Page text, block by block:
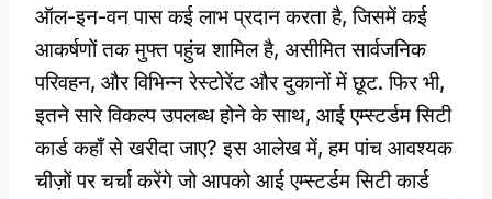
ऑल-इन-वन पास कई लाभ प्रदान करता है, जिसमें कई
आकर्षणों तक मुफ्त पहुंच शामिल है, असीमित सार्वजनिक
परिवहन, और विभिन्न रेस्टोरेंट और दुकानों में छूट. फिर भी,
इतने सारे विकल्प उपलब्ध होने के साथ, आई एम्स्टर्डम सिटी
कार्ड कहाँ से खरीदा जाए? इस आलेख में, हम पांच आवश्यक
चीज़ों पर चर्चा करेंगे जो आपको आई एम्स्टर्डम सिटी कार्ड